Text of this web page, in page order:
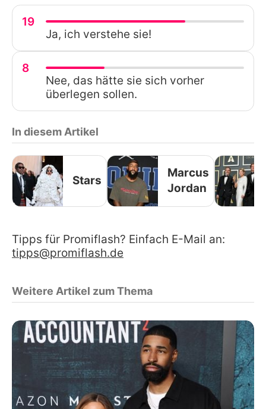
19
Ja, ich verstehe sie!
8
Nee, das hätte sie sich vorher
überlegen sollen.
In diesem Artikel
Stars
Marcus
Jordan
Tipps für Promiflash? Einfach E-Mail an:
tipps@promiflash.de
Weitere Artikel zum Thema